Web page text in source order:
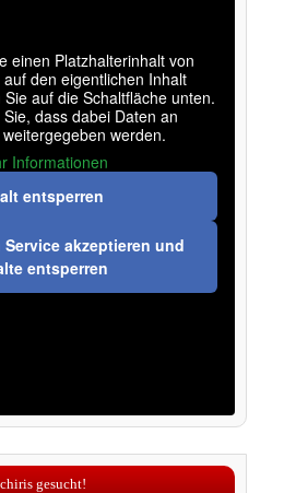
einen Platzhalterinhalt von
den eigentlichen Inhalt
auf die Schaltfläche unten.
dass dabei Daten an
werden.
Informationen
entsperren
akzeptieren und
entsperren
gesucht!